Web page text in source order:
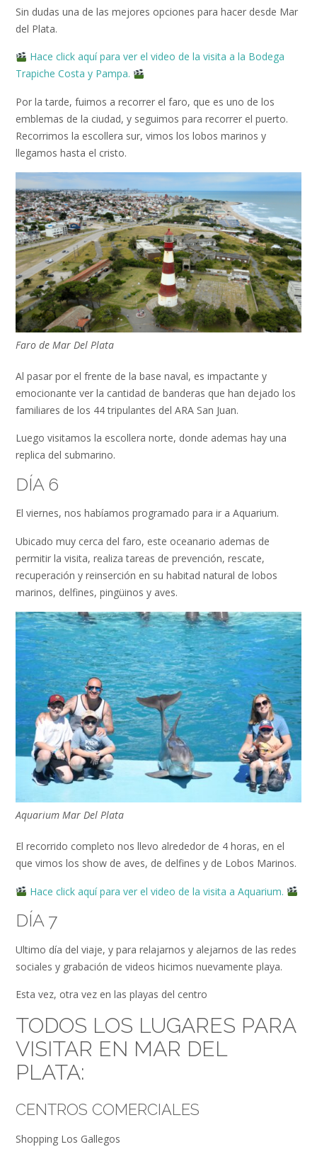
Sin dudas una de las mejores opciones para hacer desde Mar
del Plata.
Hace click aquí para ver el video de la visita a la Bodega
Trapiche Costa y Pampa.
Por la tarde, fuimos a recorrer el faro, que es uno de los
emblemas de la ciudad, y seguimos para recorrer el puerto.
Recorrimos la escollera sur, vimos los lobos marinos y
llegamos hasta el cristo.
Faro de Mar Del Plata
Al pasar por el frente de la base naval, es impactante y
emocionante ver la cantidad de banderas que han dejado los
familiares de los 44 tripulantes del ARA San Juan.
Luego visitamos la escollera norte, donde ademas hay una
replica del submarino.
DÍA 6
El viernes, nos habíamos programado para ir a Aquarium.
Ubicado muy cerca del faro, este oceanario ademas de
permitir la visita, realiza tareas de prevención, rescate,
recuperación y reinserción en su habitad natural de lobos
marinos, delfines, pingüinos y aves.
Aquarium Mar Del Plata
El recorrido completo nos llevo alrededor de 4 horas, en el
que vimos los show de aves, de delfines y de Lobos Marinos.
Hace click aquí para ver el video de la visita a Aquarium.
DÍA 7
Ultimo día del viaje, y para relajarnos y alejarnos de las redes
sociales y grabación de videos hicimos nuevamente playa.
Esta vez, otra vez en las playas del centro
TODOS LOS LUGARES PARA
VISITAR EN MAR DEL
PLATA:
CENTROS COMERCIALES
Shopping Los Gallegos